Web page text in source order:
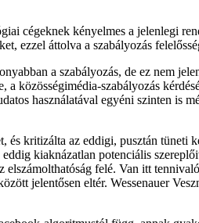
cégeknek kényelmes a jelenlegi
ezzel áttolva a szabályozás
a szabályozás, de ez nem
közösségimédia-szabályozás
használatával egyéni szinten is
kritizálta az eddigi, pusztán tüneti
kiaknázatlan potenciális
felé. Van itt
jelentősen eltér. Wessenauer